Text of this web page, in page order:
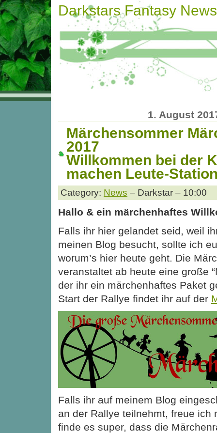
Darkstars Fantasy News
1. August
Märchensommer
2017
Willkommen bei der
machen Leute-
Category: News – Darkstar – 10:00
Hallo & ein märchenhaftes
Falls ihr hier gelandet seid, weil
meinen Blog besucht, sollte ich
worum’s hier heute geht. Die
veranstaltet ab heute eine große
der ihr ein märchenhaftes Paket
Start der Rallye findet ihr auf der
Falls ihr auf meinem Blog
an der Rallye teilnehmt, freue ich
finde es super, dass die